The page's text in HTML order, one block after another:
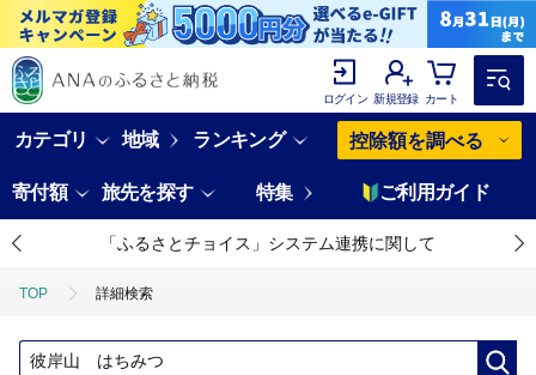
ログイン 新規登録 カート
カテゴリ 地域 ランキング 控除額を調べる
寄付額 旅先を探す 特集 ご利用ガイド
「ふるさとチョイス」システム連携に関して
TOP 詳細検索